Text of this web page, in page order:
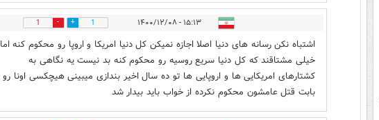
۱۵:۱۳ - ۱۴۰۰/۱۲/۰۸ 1
1
اشتباه نکن رسانه های دنیا اصلا اجازه نمیکن کل دنیا امریکا و اروپا رو محکوم کنه اما
خیلی مشتاقند که کل دنیا سریع روسیه رو محکوم کنه بد نیست یه نگاهی به
کشتارهای امریکایی ها و اروپایی ها تو ده سال اخیر بندازی میبینی هیچکسی اونا رو
بابت قتل عامشون محکوم نکرده از خواب باید بیدار شد